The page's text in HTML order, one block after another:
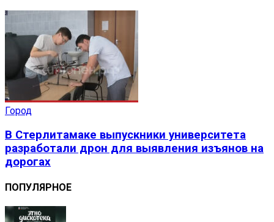
Город
В Стерлитамаке выпускники университета
разработали дрон для выявления изъянов на
дорогах
ПОПУЛЯРНОЕ